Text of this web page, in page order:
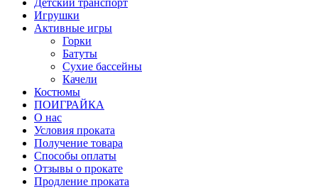
Игрушки
Активные игры
Горки
Батуты
Сухие бассейны
Качели
Костюмы
ПОИГРАЙКА
О нас
Условия проката
Получение товара
Способы оплаты
Отзывы о прокате
Продление проката